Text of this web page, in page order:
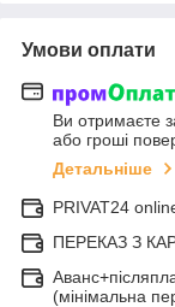
Умови оплати
Ви отримаєте
або гроші
Детальніше
PRIVAT24
ПЕРЕКАЗ З
(мінімальна